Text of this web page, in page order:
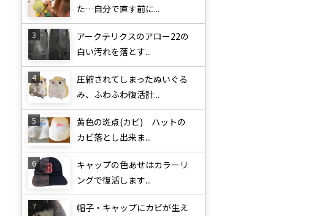
た…自分で直す前に...
アークテリクスのアロー22の
白い汚れを落とす...
圧縮されてしまったぬいぐる
み、ふわふわ復活計...
黄色の斑点(カビ) ハットの
カビ落とし出来ま...
キャップの色あせはカラーリ
ングで復活します...
帽子・キャップにカビが生え